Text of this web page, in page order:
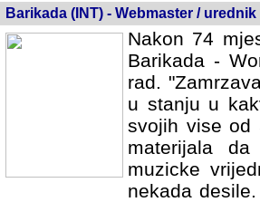
Barikada (INT) - Webmaster / urednik
Nakon 74
Barikada -
rad.
u stanju u
svojih vise od
materijala
muzicke
nekada